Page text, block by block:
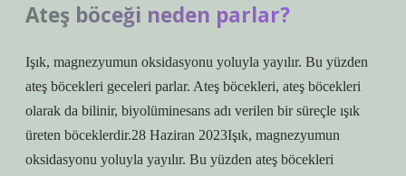
Ateş böceği neden parlar?
Işık, magnezyumun oksidasyonu yoluyla yayılır. Bu yüzden
ateş böcekleri geceleri parlar. Ateş böcekleri, ateş böcekleri
olarak da bilinir, biyolüminesans adı verilen bir süreçle ışık
üreten böceklerdir.28 Haziran 2023Işık, magnezyumun
oksidasyonu yoluyla yayılır. Bu yüzden ateş böcekleri